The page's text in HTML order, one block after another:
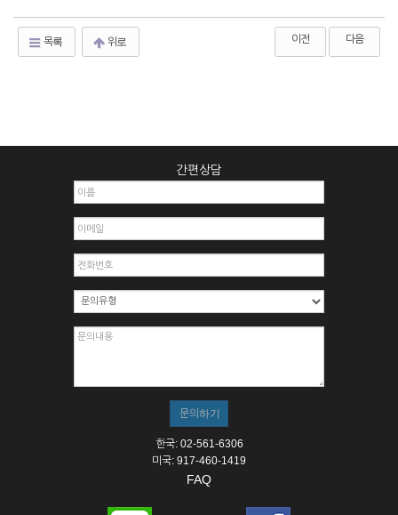
목록 위로 이전 다음
간편상담
한국: 02-561-6306
미국: 917-460-1419
FAQ